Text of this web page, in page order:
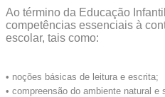
Ao término da Educação
competências essenciais à
escolar, tais como:
• noções básicas de leitura e escrita;
• compreensão do ambiente natural e